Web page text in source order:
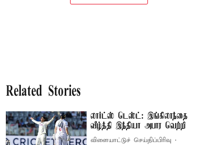
Related Stories
லார்ட்ஸ் டெஸ்ட்: இங்கிலாந்தை
வீழ்த்தி இந்தியா அபார வெற்றி
விளையாட்டுச் செய்திப்பிரிவு